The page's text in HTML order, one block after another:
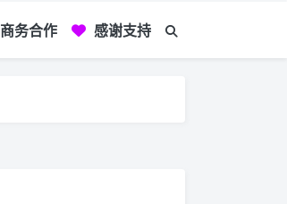
商务合作 感谢支持